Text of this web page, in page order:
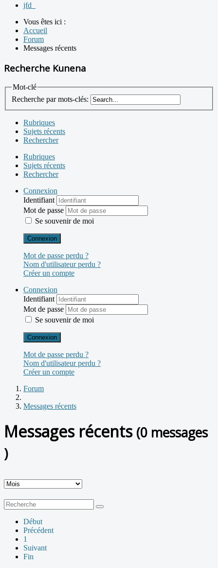
jfd_
Vous êtes ici :
Accueil
Forum
Messages récents
Recherche Kunena
Mot-clé
Recherche par mots-clés:
Rubriques
Sujets récents
Rechercher
Rubriques
Sujets récents
Rechercher
Connexion
Identifiant
Mot de passe
Se souvenir de moi
Connexion
Mot de passe perdu ?
Nom d'utilisateur perdu ?
Créer un compte
Connexion
Identifiant
Mot de passe
Se souvenir de moi
Connexion
Mot de passe perdu ?
Nom d'utilisateur perdu ?
Créer un compte
Forum
Messages récents
Messages récents (0 messages
)
Début
Précédent
1
Suivant
Fin